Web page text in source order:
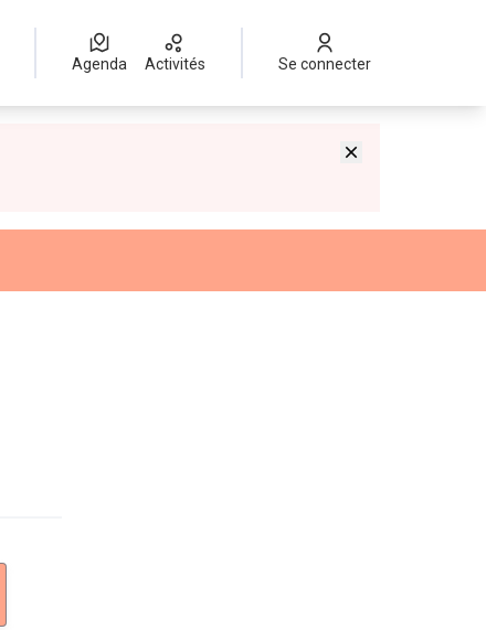
Agenda Activités Se connecter